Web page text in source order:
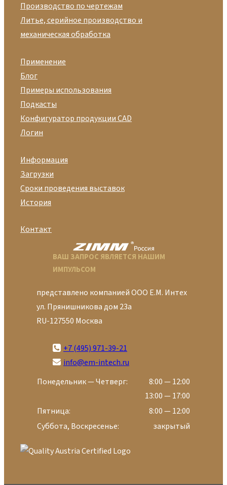
Производство по чертежам
Литье, серийное производство и
механическая обработка
Применение
Блог
Примеры использования
Подкасты
Конфигуратор продукции CAD
Логин
Информация
Загрузки
Сроки проведения выставок
История
Контакт
ВАШ ЗАПРОС ЯВЛЯЕТСЯ НАШИМ
ИМПУЛЬСОМ
представлено компанией ООО Е.М. Интех
ул. Прянишникова дом 23а
RU-127550 Москва
+7 (495) 971-39-21
info@em-intech.ru
Понедельник — Четверг:
8:00 — 12:00
13:00 — 17:00
Пятница:
8:00 — 12:00
Суббота, Воскресенье:
закрытый